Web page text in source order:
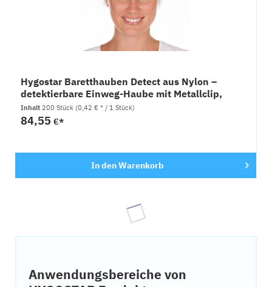
Hygostar Baretthauben Detect aus Nylon –
detektierbare Einweg-Haube mit Metallclip,
200x1 Stück
Inhalt200 Stück (0,42 € * / 1 Stück)
84,55€*
In denWarenkorb
Anwendungsbereiche von